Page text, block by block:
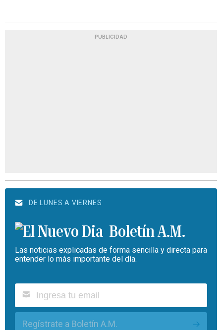
PUBLICIDAD
DE LUNES A VIERNES
Boletín A.M.
Las noticias explicadas de forma sencilla y directa para
entender lo más importante del día.
Regístrate a Boletín A.M.